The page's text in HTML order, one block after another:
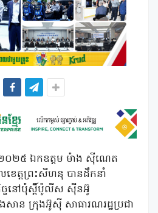
ាំ២០២៥ ឯកឧត្តម ម៉ាង ស៊ីណេត
េត្តព្រះសីហនុ បានដឹកនាំ
ច្ចនៅប៉ុស្តិ៍ប៉ូលីស ស៊ីនអ៊ូ
សាន ក្រុងអ៊ូស៊ី សាធារណរដ្ឋប្រជា